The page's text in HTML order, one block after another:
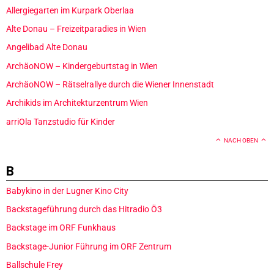
Allergiegarten im Kurpark Oberlaa
Alte Donau – Freizeitparadies in Wien
Angelibad Alte Donau
ArchäoNOW – Kindergeburtstag in Wien
ArchäoNOW – Rätselrallye durch die Wiener Innenstadt
Archikids im Architekturzentrum Wien
arriOla Tanzstudio für Kinder
NACH OBEN
B
Babykino in der Lugner Kino City
Backstageführung durch das Hitradio Ö3
Backstage im ORF Funkhaus
Backstage-Junior Führung im ORF Zentrum
Ballschule Frey